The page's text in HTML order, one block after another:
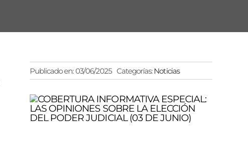
Publicado en: 03/06/2025 Categorías:Noticias